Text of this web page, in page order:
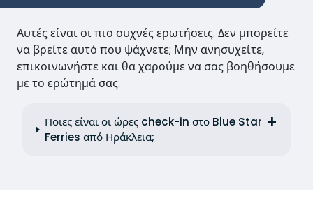
Αυτές είναι οι πιο συχνές ερωτήσεις. Δεν μπορείτε
να βρείτε αυτό που ψάχνετε; Μην ανησυχείτε,
επικοινωνήστε και θα χαρούμε να σας βοηθήσουμε
με το ερώτημά σας.
Ποιες είναι οι ώρες check-in στο Blue Star
Ferries από Ηράκλεια;